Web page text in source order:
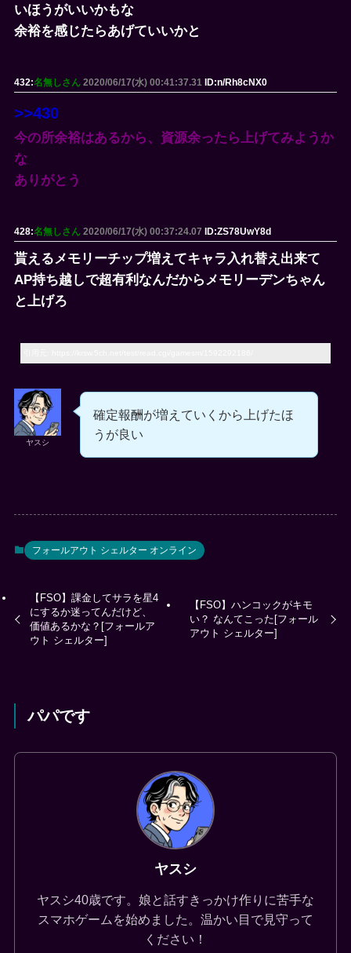
いほうがいいかもな
余裕を感じたらあげていいかと
432:名無しさん 2020/06/17(水) 00:41:37.31 ID:n/Rh8cNX0
>>430
今の所余裕はあるから、資源余ったら上げてみようか
な
ありがとう
428:名無しさん 2020/06/17(水) 00:37:24.07 ID:ZS78UwY8d
貰えるメモリーチップ増えてキャラ入れ替え出来て
AP持ち越しで超有利なんだからメモリーデンちゃん
と上げろ
ヤスシ
確定報酬が増えていくから上げたほ
うが良い
フォールアウト シェルター オンライン
【FSO】課金してサラを星4
にするか迷ってんだけど、
価値あるかな？[フォールア
ウト シェルター]
【FSO】ハンコックがキモ
い？ なんてこった[フォール
アウト シェルター]
パパです
ヤスシ
ヤスシ40歳です。娘と話すきっかけ作りに苦手な
スマホゲームを始めました。温かい目で見守って
ください！